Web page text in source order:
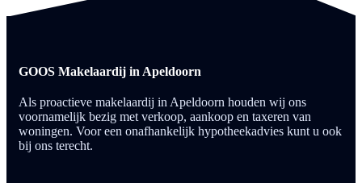
GOOS Makelaardij in Apeldoorn
Als proactieve makelaardij in Apeldoorn houden wij ons
voornamelijk bezig met verkoop, aankoop en taxeren van
woningen. Voor een onafhankelijk hypotheekadvies kunt u ook
bij ons terecht.